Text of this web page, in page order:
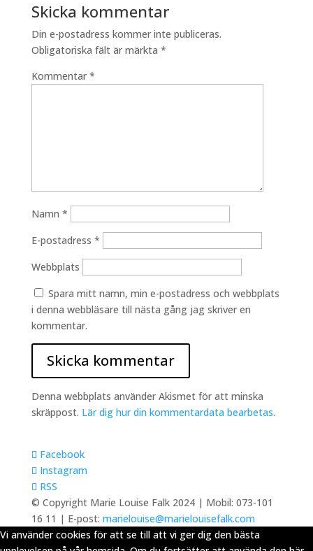
Skicka kommentar
Din e-postadress kommer inte publiceras.
Obligatoriska fält är märkta *
Kommentar *
Namn *
E-postadress *
Webbplats
Spara mitt namn, min e-postadress och webbplats
i denna webbläsare till nästa gång jag skriver en
kommentar.
Denna webbplats använder Akismet för att minska
skräppost. Lär dig hur din kommentardata bearbetas.
Facebook
Instagram
RSS
© Copyright Marie Louise Falk 2024 | Mobil: 073-101
16 11 | E-post: marielouise@marielouisefalk.com
Vi använder cookies för att se till att vi ger dig den bästa